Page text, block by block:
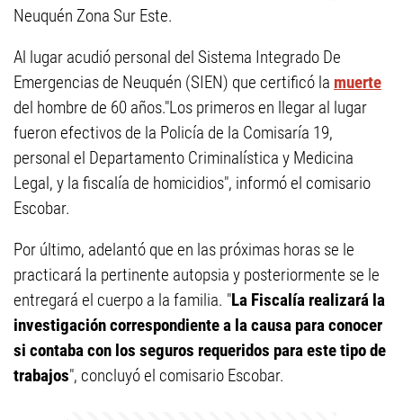
Neuquén Zona Sur Este.
Al lugar acudió personal del Sistema Integrado De
Emergencias de Neuquén (SIEN) que certificó la muerte
del hombre de 60 años."Los primeros en llegar al lugar
fueron efectivos de la Policía de la Comisaría 19,
personal el Departamento Criminalística y Medicina
Legal, y la fiscalía de homicidios", informó el comisario
Escobar.
Por último, adelantó que en las próximas horas se le
practicará la pertinente autopsia y posteriormente se le
entregará el cuerpo a la familia. "La Fiscalía realizará la
investigación correspondiente a la causa para conocer
si contaba con los seguros requeridos para este tipo de
trabajos", concluyó el comisario Escobar.